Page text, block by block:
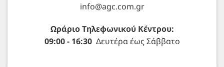
info@agc.com.gr
Ωράριο Τηλεφωνικού Κέντρου:
09:00 - 16:30Δευτέρα έως Σάββατο